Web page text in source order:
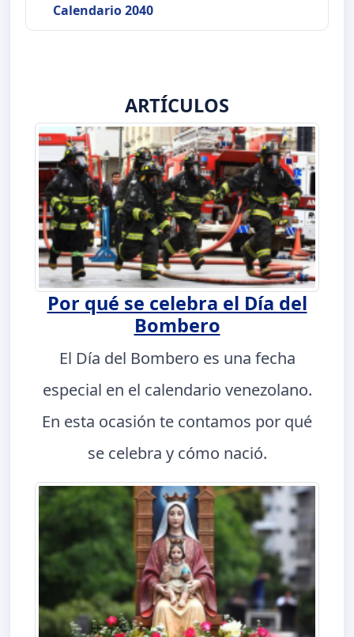
Calendario 2040
ARTÍCULOS
Por qué se celebra el Día del
Bombero
El Día del Bombero es una fecha
especial en el calendario venezolano.
En esta ocasión te contamos por qué
se celebra y cómo nació.